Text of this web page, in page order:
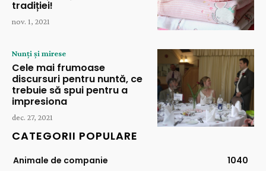
tradiției!
nov. 1, 2021
Nunți și mirese
Cele mai frumoase
discursuri pentru nuntă, ce
trebuie să spui pentru a
impresiona
dec. 27, 2021
CATEGORII POPULARE
Animale de companie
1040